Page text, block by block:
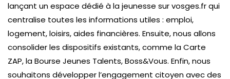
lançant un espace dédié à la jeunesse sur vosges.fr qui
centralise toutes les informations utiles : emploi,
logement, loisirs, aides financières. Ensuite, nous allons
consolider les dispositifs existants, comme la Carte
ZAP, la Bourse Jeunes Talents, Boss&Vous. Enfin, nous
souhaitons développer l’engagement citoyen avec des